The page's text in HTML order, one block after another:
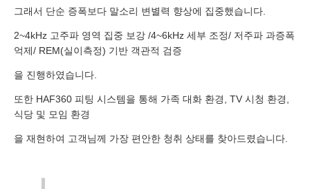
그래서 단순 증폭보다 말소리 변별력 향상에 집중했습니다.
2~4kHz 고주파 영역 집중 보강 /4~6kHz 세부 조정/ 저주파 과증폭
억제/ REM(실이측정) 기반 객관적 검증
을 진행하였습니다.
또한 HAF360 피팅 시스템을 통해 가족 대화 환경, TV 시청 환경,
식당 및 모임 환경
을 재현하여 고객님께 가장 편안한 청취 상태를 찾아드렸습니다.